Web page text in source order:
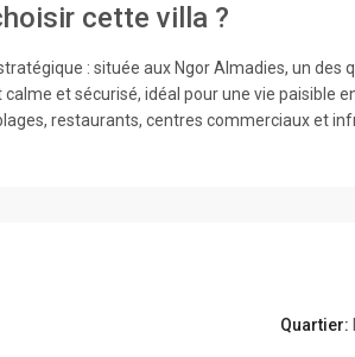
cette villa ?
: située aux Ngor Almadies, un des
et sécurisé, idéal pour une vie paisible
restaurants, centres commerciaux et
Quartier: